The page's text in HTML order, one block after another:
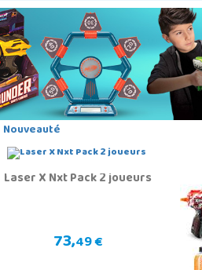
Nouveauté
Laser X Nxt Pack 2 joueurs
73,49 €